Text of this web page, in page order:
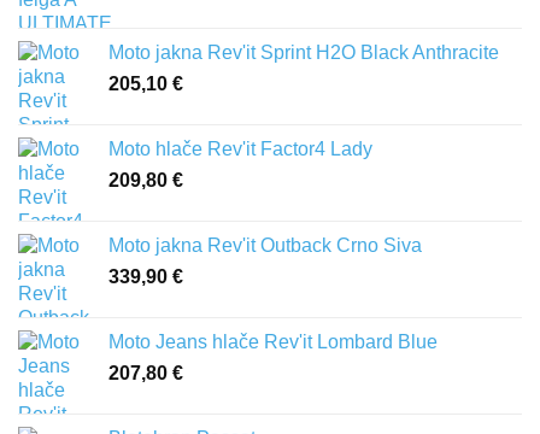
Moto jakna Rev'it Sprint H2O Black Anthracite
205,10 €
Moto hlače Rev'it Factor4 Lady
209,80 €
Moto jakna Rev'it Outback Crno Siva
339,90 €
Moto Jeans hlače Rev'it Lombard Blue
207,80 €